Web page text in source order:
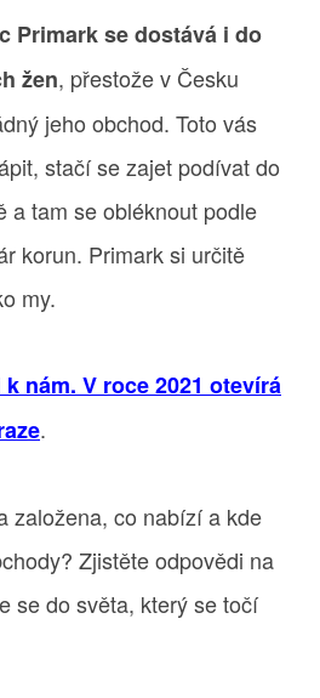
Primark se dostává i do
žen, přestože v Česku
jeho obchod. Toto vás
stačí se zajet podívat do
a tam se obléknout podle
korun. Primark si určitě
my.
nám. V roce 2021 otevírá
.
založena, co nabízí a kde
Zjistěte odpovědi na
se do světa, který se točí